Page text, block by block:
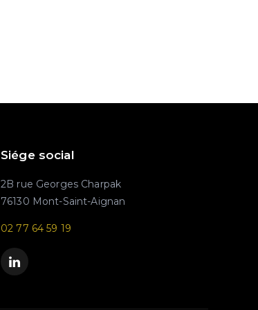
Siége social
2B rue Georges Charpak
76130 Mont-Saint-Aignan
02 77 64 59 19